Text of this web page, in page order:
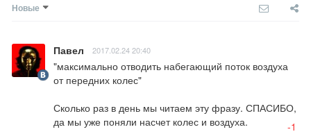
Новые
Павел 2017.02.24 20:40
"максимально отводить набегающий поток воздуха
от передних колес"
Сколько раз в день мы читаем эту фразу. СПАСИБО,
да мы уже поняли насчет колес и воздуха.
-1